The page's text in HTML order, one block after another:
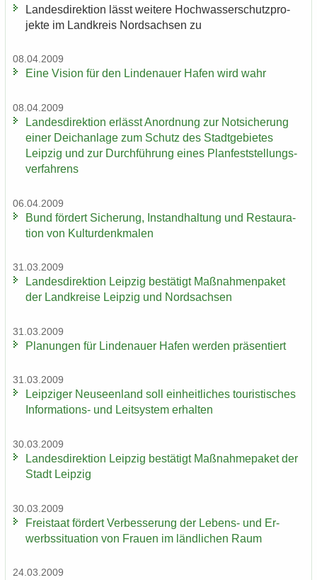
Lan­des­di­rek­ti­on lässt wei­te­re Hoch­was­ser­schutz­pro­
jek­te im Land­kreis Nord­sach­sen zu
08.04.2009
Eine Vi­si­on für den Lin­de­nau­er Hafen wird wahr
08.04.2009
Lan­des­di­rek­ti­on er­lässt An­ord­nung zur Not­si­che­rung
einer Deich­an­la­ge zum Schutz des Stadt­ge­bie­tes
Leip­zig und zur Durch­füh­rung eines Plan­fest­stel­lungs­
ver­fah­rens
06.04.2009
Bund för­dert Si­che­rung, In­stand­hal­tung und Re­stau­ra­
ti­on von Kul­tur­denk­ma­len
31.03.2009
Lan­des­di­rek­ti­on Leip­zig be­stä­tigt Maß­nah­men­pa­ket
der Land­krei­se Leip­zig und Nord­sach­sen
31.03.2009
Pla­nun­gen für Lin­de­nau­er Hafen wer­den prä­sen­tiert
31.03.2009
Leip­zi­ger Neu­seen­land soll ein­heit­li­ches tou­ris­ti­sches
Informations-​ und Leit­sys­tem er­hal­ten
30.03.2009
Lan­des­di­rek­ti­on Leip­zig be­stä­tigt Maß­nah­me­pa­ket der
Stadt Leip­zig
30.03.2009
Frei­staat för­dert Ver­bes­se­rung der Lebens-​ und Er­
werbs­si­tua­ti­on von Frau­en im länd­li­chen Raum
24.03.2009